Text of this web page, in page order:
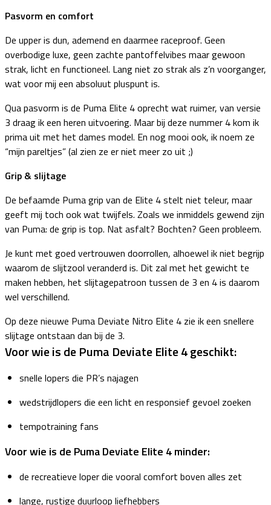
Pasvorm en comfort
De upper is dun, ademend en daarmee raceproof. Geen
overbodige luxe, geen zachte pantoffelvibes maar gewoon
strak, licht en functioneel. Lang niet zo strak als z’n voorganger,
wat voor mij een absoluut pluspunt is.
Qua pasvorm is de Puma Elite 4 oprecht wat ruimer, van versie
3 draag ik een heren uitvoering. Maar bij deze nummer 4 kom ik
prima uit met het dames model. En nog mooi ook, ik noem ze
“mijn pareltjes” (al zien ze er niet meer zo uit ;)
Grip & slijtage
De befaamde Puma grip van de Elite 4 stelt niet teleur, maar
geeft mij toch ook wat twijfels. Zoals we inmiddels gewend zijn
van Puma: de grip is top. Nat asfalt? Bochten? Geen probleem.
Je kunt met goed vertrouwen doorrollen, alhoewel ik niet begrijp
waarom de slijtzool veranderd is. Dit zal met het gewicht te
maken hebben, het slijtagepatroon tussen de 3 en 4 is daarom
wel verschillend.
Op deze nieuwe Puma Deviate Nitro Elite 4 zie ik een snellere
slijtage ontstaan dan bij de 3.
Voor wie is de Puma Deviate Elite 4 geschikt:
snelle lopers die PR’s najagen
wedstrijdlopers die een licht en responsief gevoel zoeken
tempotraining fans
Voor wie is de Puma Deviate Elite 4 minder:
de recreatieve loper die vooral comfort boven alles zet
lange, rustige duurloop liefhebbers